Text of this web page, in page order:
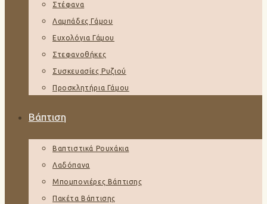
Στέφανα
Λαμπάδες Γάμου
Ευχολόγια Γάμου
Στεφανοθήκες
Συσκευασίες Ρυζιού
Προσκλητήρια Γάμου
Βάπτιση
Βαπτιστικά Ρουχάκια
Λαδόπανα
Μπομπονιέρες Βάπτισης
Πακέτα Βάπτισης